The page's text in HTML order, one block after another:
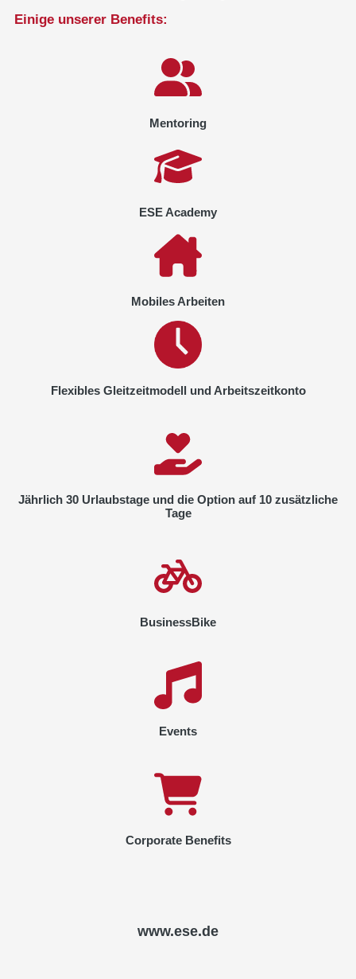
Einige unserer Benefits:
Mentoring
ESE Academy
Mobiles Arbeiten
Flexibles Gleitzeitmodell und Arbeitszeitkonto
Jährlich 30 Urlaubstage und die Option auf 10 zusätzliche
Tage
BusinessBike
Events
Corporate Benefits
www.ese.de